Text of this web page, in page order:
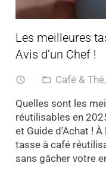
Les meilleures
Avis d’un Chef !
access_time folder_open Café & Thé,
Quelles sont les
réutilisables en
et Guide d’Achat !
tasse à café
sans gâcher votre